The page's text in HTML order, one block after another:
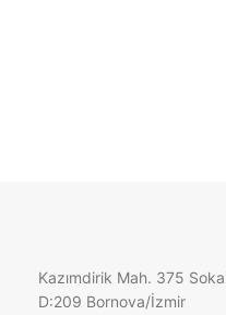
Kazımdirik Mah. 375
D:209 Bornova/İzmir